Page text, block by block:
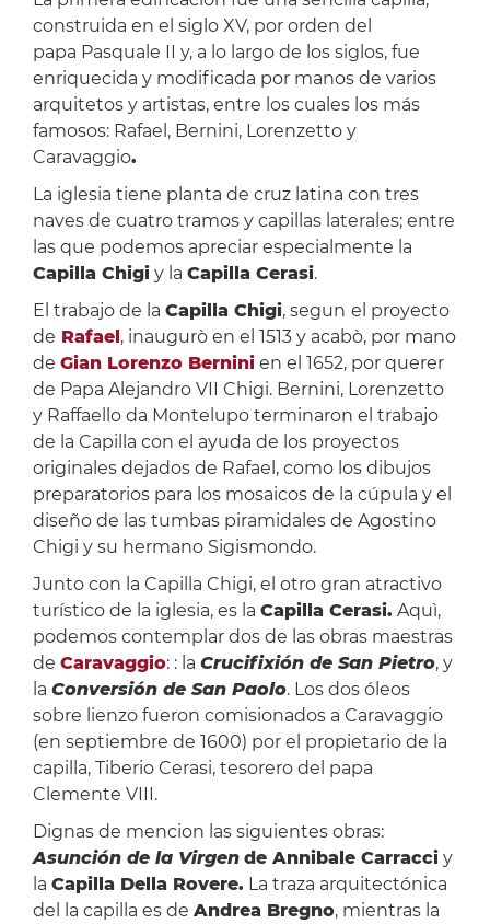
construida en el siglo XV, por orden del
papa Pasquale II y, a lo largo de los siglos, fue
enriquecida y modificada por manos de varios
arquitetos y artistas, entre los cuales los más
famosos: Rafael, Bernini, Lorenzetto y
Caravaggio.
La iglesia tiene planta de cruz latina con tres
naves de cuatro tramos y capillas laterales; entre
las que podemos apreciar especialmente la
Capilla Chigiy la Capilla Cerasi.
El trabajo de la Capilla Chigi, segun el proyecto
de Rafael , inaugurò en el 1513 y acabò, por mano
de Gian Lorenzo Berninien el 1652, por querer
de Papa Alejandro VII Chigi. Bernini, Lorenzetto
y Raffaello da Montelupo terminaron el trabajo
de la Capilla con el ayuda de los proyectos
originales dejados de Rafael, como los dibujos
preparatorios para los mosaicos de la cúpula y el
diseño de las tumbas piramidales de Agostino
Chigi y su hermano Sigismondo.
Junto con la Capilla Chigi, el otro gran atractivo
turístico de la iglesia, es la Capilla Cerasi. Aquì,
podemos contemplar dos de las obras maestras
de Caravaggio: : la Crucifixión de San Pietro, y
la Conversión de San Paolo. Los dos óleos
sobre lienzo fueron comisionados a Caravaggio
(en septiembre de 1600) por el propietario de la
capilla, Tiberio Cerasi, tesorero del papa
Clemente VIII.
Dignas de mencion las siguientes obras:
Asunción de la Virgen de Annibale Carracciy
la Capilla Della Rovere. La traza arquitectónica
del la capilla es de Andrea Bregno, mientras la